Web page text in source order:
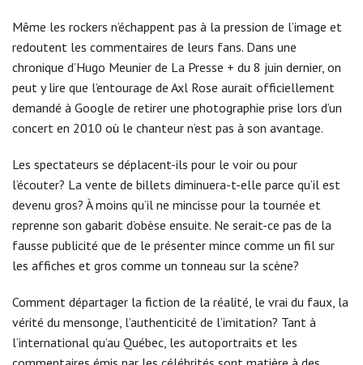
Même les rockers n’échappent pas à la pression de l’image et
redoutent les commentaires de leurs fans. Dans une
chronique d’Hugo Meunier de La Presse + du 8 juin dernier, on
peut y lire que l’entourage de Axl Rose aurait officiellement
demandé à Google de retirer une photographie prise lors d’un
concert en 2010 où le chanteur n’est pas à son avantage.
Les spectateurs se déplacent-ils pour le voir ou pour
l’écouter? La vente de billets diminuera-t-elle parce qu’il est
devenu gros? À moins qu’il ne mincisse pour la tournée et
reprenne son gabarit d’obèse ensuite. Ne serait-ce pas de la
fausse publicité que de le présenter mince comme un fil sur
les affiches et gros comme un tonneau sur la scène?
Comment départager la fiction de la réalité, le vrai du faux, la
vérité du mensonge, l’authenticité de l’imitation? Tant à
l’international qu’au Québec, les autoportraits et les